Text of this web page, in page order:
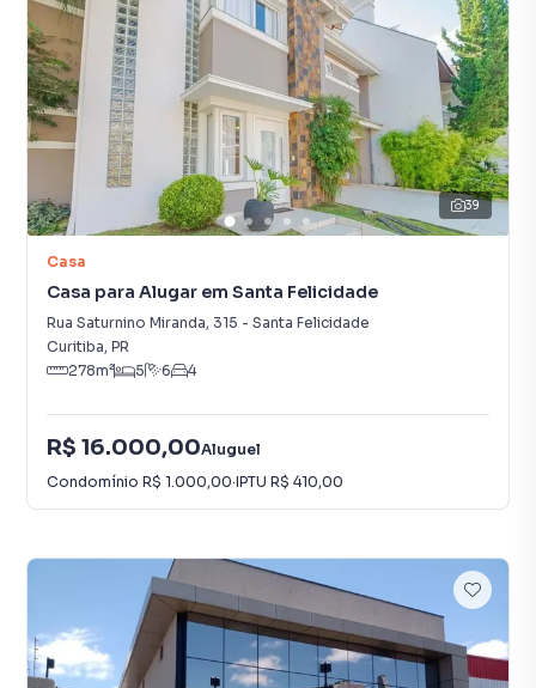
39
Casa
Casa para Alugar em Santa Felicidade
Rua Saturnino Miranda, 315 - Santa Felicidade
Curitiba, PR
278m² 5 6 4
R$ 16.000,00Aluguel
Condomínio R$ 1.000,00·IPTU R$ 410,00